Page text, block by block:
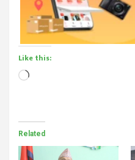
Like this:
Loading…
Related